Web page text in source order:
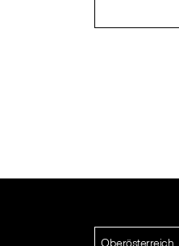
Oberösterreich